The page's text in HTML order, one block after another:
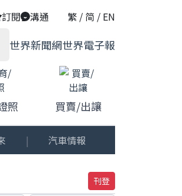
訂閱 溝通 繁 / 简 / EN
世界新聞網世界電子報
照 買賣/出讓
| 汽車情報
刊登